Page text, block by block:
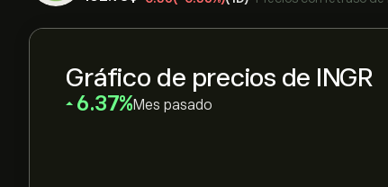
Gráfico de precios de INGR
‎6.37‎ Mes pasado